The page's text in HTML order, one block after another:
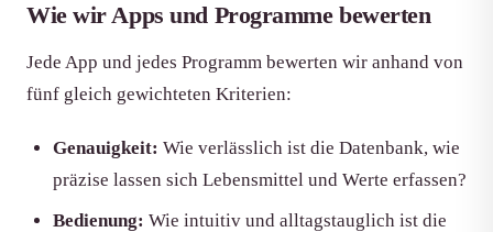
Wie wir Apps und Programme bewerten
Jede App und jedes Programm bewerten wir anhand von
fünf gleich gewichteten Kriterien:
Genauigkeit: Wie verlässlich ist die Datenbank, wie
präzise lassen sich Lebensmittel und Werte erfassen?
Bedienung: Wie intuitiv und alltagstauglich ist die